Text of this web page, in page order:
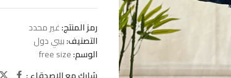
رمز المنتج:غير محدد
التصنيف:بيبي دول
الوسم:free size